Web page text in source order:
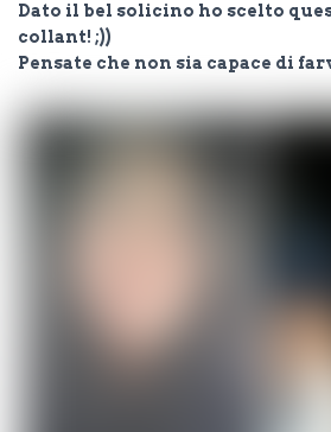
Dato il bel solicino ho scelto
collant! ;))
Pensate che non sia capace di